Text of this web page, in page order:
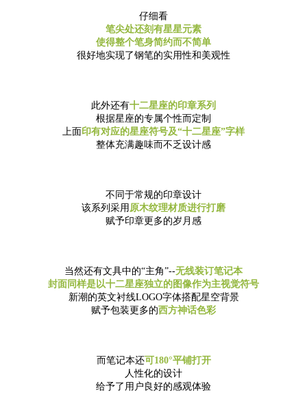
仔细看
笔尖处还刻有星星元素
使得整个笔身简约而不简单
很好地实现了钢笔的实用性和美观性
此外还有十二星座的印章系列
根据星座的专属个性而定制
上面印有对应的星座符号及“十二星座”字样
整体充满趣味而不乏设计感
不同于常规的印章设计
该系列采用 原木纹理材质进行打磨
赋予印章更多的岁月感
当然还有文具中的“主角”--无线装订笔记本
封面同样是以十二星座独立的图像作为主视觉符号
新潮的英文衬线LOGO字体搭配星空背景
赋予包装更多的西方神话色彩
而笔记本还可180°平铺打开
人性化的设计
给予了用户良好的感观体验